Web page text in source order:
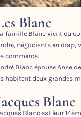
Blanc
famille Blanc vient du
négociants en drap,
commerce.
Blanc épouse Anne
habitent deux grandes
Blanc
Blanc est leur